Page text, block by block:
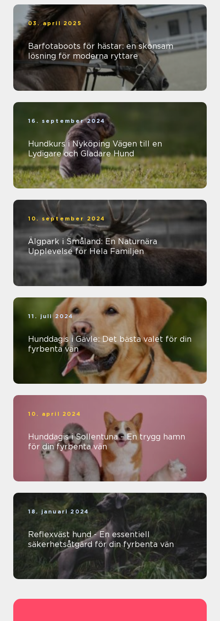
03. april 2025
Barfotaboots för hästar: en skonsam
lösning för moderna ryttare
16. september 2024
Hundkurs i Nyköping Vägen till en
Lydigare och Gladare Hund
10. september 2024
Älgpark i Småland: En Naturnära
Upplevelse för Hela Familjen
11. juli 2024
Hunddagis i Gävle: Det bästa valet för din
fyrbenta vän
10. april 2024
Hunddagis i Sollentuna – En trygg hamn
för din fyrbenta vän
18. januari 2024
Reflexväst hund - En essentiell
säkerhetsåtgärd för din fyrbenta vän